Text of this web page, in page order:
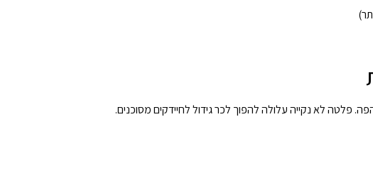
פלטה לא נקייה עלולה להפוך לכר גידול לחיידקים מסוכנים.